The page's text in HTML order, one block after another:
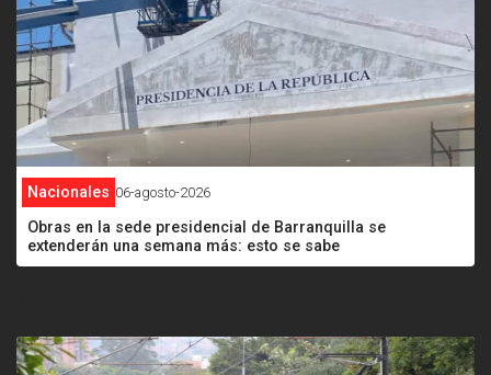
Nacionales 06-agosto-2026
Obras en la sede presidencial de Barranquilla se
extenderán una semana más: esto se sabe